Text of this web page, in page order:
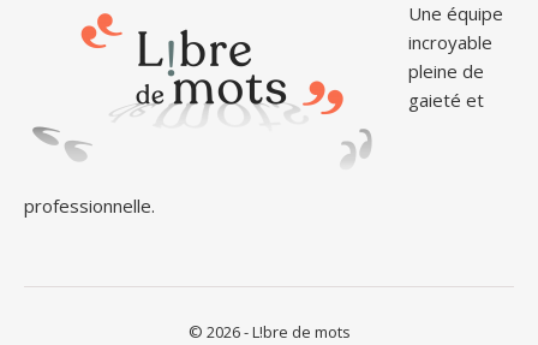
Une équipe
incroyable
pleine de
gaieté et
professionnelle.
© 2026 - L!bre de mots